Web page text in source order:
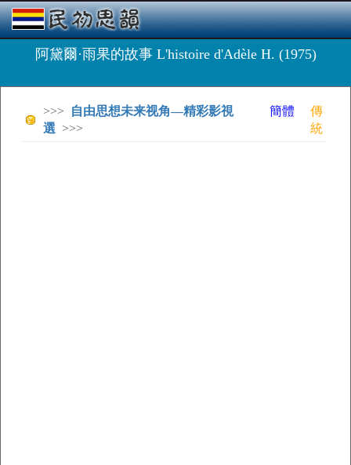
阿黛爾·雨果的故事 L'histoire d'Adèle H. (1975)
>>>
自由思想未来视角—精彩影視
選 >>>
簡體
傳
統